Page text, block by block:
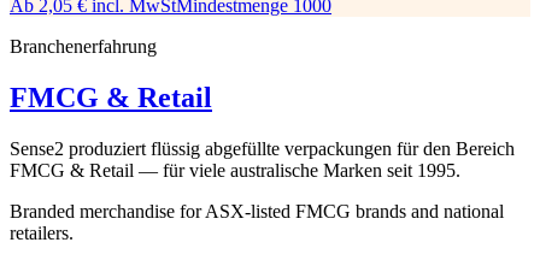
Ab 2,05 € incl. MwStMindestmenge 1000
Branchenerfahrung
FMCG & Retail
Sense2 produziert flüssig abgefüllte verpackungen für den Bereich
FMCG & Retail — für viele australische Marken seit 1995.
Branded merchandise for ASX-listed FMCG brands and national
retailers.